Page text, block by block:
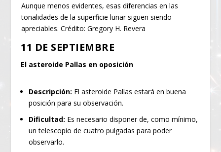
Aunque menos evidentes, esas diferencias en las
tonalidades de la superficie lunar siguen siendo
apreciables. Crédito: Gregory H. Revera
11 DE SEPTIEMBRE
El asteroide Pallas en oposición
Descripción: El asteroide Pallas estará en buena
posición para su observación.
Dificultad: Es necesario disponer de, como mínimo,
un telescopio de cuatro pulgadas para poder
observarlo.